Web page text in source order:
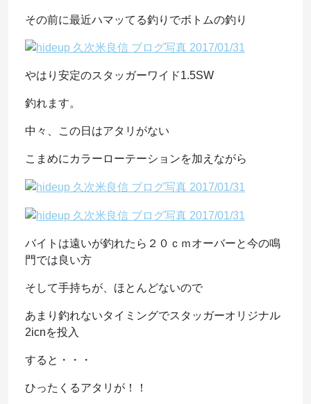
その前に最近ハマッてる釣りでボトムの釣り
やはり安定のスタッガーワイド1.5SW
釣れます。
中々、この日はアタリがない
こまめにカラーローテーションを加えながら
バイトは遠いが釣れたら２０ｃｍオーバーと今の鳴
門では良い方
そして手持ちが、ほとんどないので
あまり釣れないタイミングでスタッガーオリジナル
2icnを投入
すると・・・
ひったくるアタリが！！